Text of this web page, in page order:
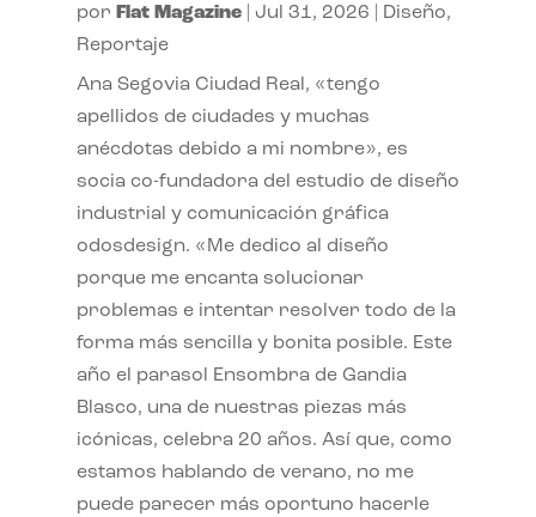
por Flat Magazine| Jul 31, 2026 Diseño,
Reportaje
Ana Segovia Ciudad Real, «tengo
apellidos de ciudades y muchas
anécdotas debido a mi nombre», es
socia co-fundadora del estudio de diseño
industrial y comunicación gráfica
odosdesign. «Me dedico al diseño
porque me encanta solucionar
problemas e intentar resolver todo de la
forma más sencilla y bonita posible. Este
año el parasol Ensombra de Gandia
Blasco, una de nuestras piezas más
icónicas, celebra 20 años. Así que, como
estamos hablando de verano, no me
puede parecer más oportuno hacerle